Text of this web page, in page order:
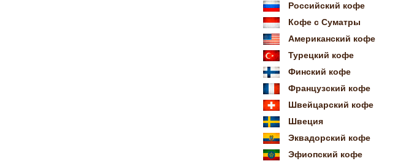
Российский кофе
Кофе с Суматры
Американский кофе
Турецкий кофе
Финский кофе
Французский кофе
Швейцарский кофе
Швеция
Эквадорский кофе
Эфиопский кофе